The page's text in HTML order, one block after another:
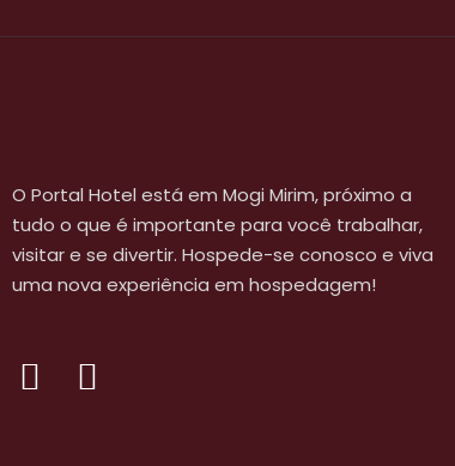
O Portal Hotel está em Mogi Mirim, próximo a
tudo o que é importante para você trabalhar,
visitar e se divertir. Hospede-se conosco e viva
uma nova experiência em hospedagem!